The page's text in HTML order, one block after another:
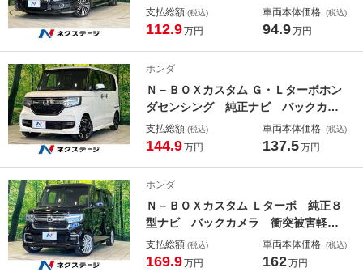
囲カメラ 両側電動スライド 衝突被
害軽減システム 禁煙車 ハーフレザ
Ｃ 純正１８インチＡＷ 車線逸脱警
報
支払総額 (税込)
112.9万円
車両本体価格 (税込)
94.9万円
ホンダ
Ｎ－ＢＯＸカスタム Ｇ・Ｌターボホン
ダセンシング 純正ナビ バックカメ
ラ 衝突被害軽減システム 両側電動
スライド 禁煙車 ハーフレザーシー
インチアルミ オートハイビーム 車
線逸脱警報
支払総額 (税込)
144.9万円
車両本体価格 (税込)
137.5万円
ホンダ
Ｎ－ＢＯＸカスタム Ｌターボ 純正８
型ナビ バックカメラ 衝突被害軽減
システム 両側電動スライド 禁煙
車 ハーフレザーシート ドラレコ
支払総額 (税込)
169.9万円
車両本体価格 (税込)
162万円